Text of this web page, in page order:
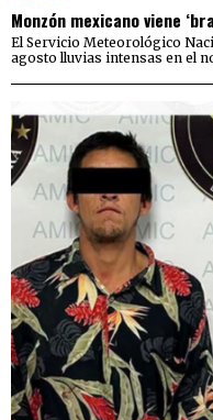
Monzón mexicano viene
El Servicio Meteorológico
agosto lluvias intensas en el